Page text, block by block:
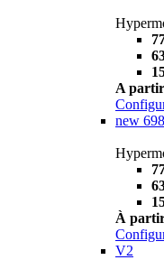
A partir
new
À
V2